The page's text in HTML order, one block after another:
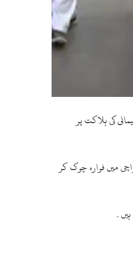
سلیمانی کی ہلاکت پر
میں فوارہ چوک کر